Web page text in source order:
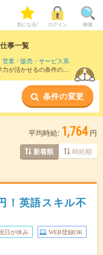
気になる! ログイン 検索
事一覧
営業・販売・サービス系
が活かせるの条件の他
条件の変更
平均時給: 1,764 円
新着順 時給順
！英語スキル不
日が休み WEB登録OK